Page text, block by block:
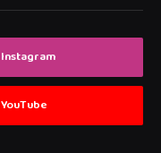
Instagram
YouTube